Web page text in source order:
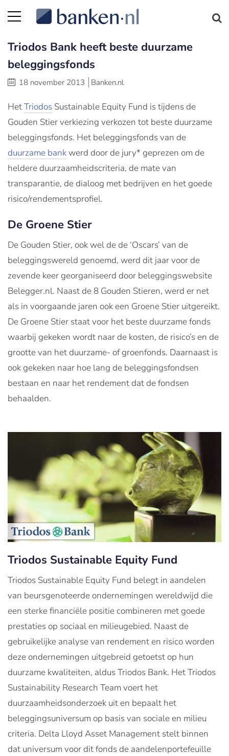
Triodos Bank heeft beste duurzame
beleggingsfonds
18 november 2013 Banken.nl
HetTriodos Sustainable Equity Fund is tijdens de
Gouden Stier verkiezing verkozen tot beste duurzame
beleggingsfonds. Het beleggingsfonds van de
duurzame bankwerd door de jury* geprezen om de
heldere duurzaamheidscriteria, de mate van
transparantie, de dialoog met bedrijven en het goede
risico/rendementsprofiel.
De Groene Stier
De Gouden Stier, ook wel de de ‘Oscars’ van de
beleggingswereld genoemd, werd dit jaar voor de
zevende keer georganiseerd door beleggingswebsite
Belegger.nl. Naast de 8 Gouden Stieren, werd er net
als in voorgaande jaren ook een Groene Stier uitgereikt.
De Groene Stier staat voor het beste duurzame fonds
waarbij gekeken wordt naar de kosten, de risico’s en de
grootte van het duurzame- of groenfonds. Daarnaast is
ook gekeken naar hoe lang de beleggingsfondsen
bestaan en naar het rendement dat de fondsen
behaalden.
Triodos Sustainable Equity Fund
Triodos Sustainable Equity Fund belegt in aandelen
van beursgenoteerde ondernemingen wereldwijd die
een sterke financiële positie combineren met goede
prestaties op sociaal en milieugebied. Naast de
gebruikelijke analyse van rendement en risico worden
deze ondernemingen uitgebreid getoetst op hun
duurzame kwaliteiten, aldus Triodos Bank. Het Triodos
Sustainability Research Team voert het
duurzaamheidsonderzoek uit en bepaalt het
beleggingsuniversum op basis van sociale en milieu
criteria. Delta Lloyd Asset Management stelt binnen
dat universum voor dit fonds de aandelenportefeuille